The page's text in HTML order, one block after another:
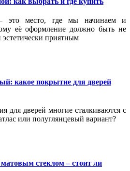
это место, где мы начинаем и
её оформление должно быть не
приятным
какое покрытие для дверей
для дверей многие сталкиваются с
или полуглянцевый вариант?
стеклом – стоит ли